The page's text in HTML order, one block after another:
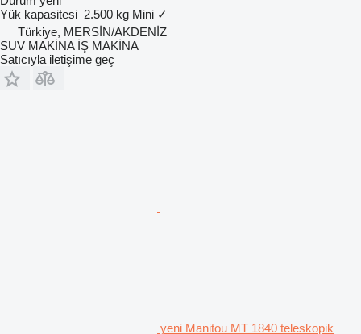
Yük kapasitesi 2.500 kg Mini ✓
Türkiye, MERSİN/AKDENİZ
SUV MAKİNA İŞ MAKİNA
Satıcıyla iletişime geç
yeni Manitou MT 1840 teleskopik